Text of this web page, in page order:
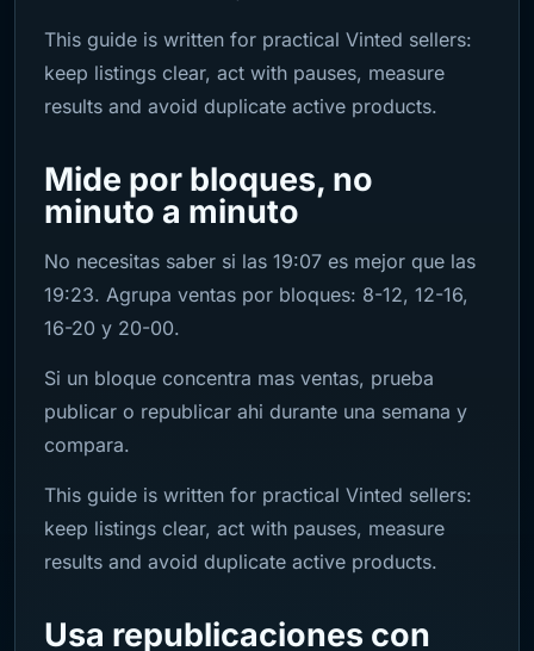
This guide is written for practical Vinted sellers:
keep listings clear, act with pauses, measure
results and avoid duplicate active products.
Mide por bloques, no
minuto a minuto
No necesitas saber si las 19:07 es mejor que las
19:23. Agrupa ventas por bloques: 8-12, 12-16,
16-20 y 20-00.
Si un bloque concentra mas ventas, prueba
publicar o republicar ahi durante una semana y
compara.
This guide is written for practical Vinted sellers:
keep listings clear, act with pauses, measure
results and avoid duplicate active products.
Usa republicaciones con